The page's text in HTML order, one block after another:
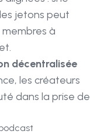
jetons peut
à
décentralisée
les créateurs
dans la prise de